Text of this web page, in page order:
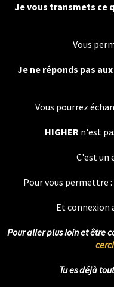
Je vous transmets ce
Vous
Je ne réponds pas
Vous pourrez
HIGHERn'est
C'est un
Pour vous permettre
Et connexion
Pour aller plus loin et être
Tu es déjà